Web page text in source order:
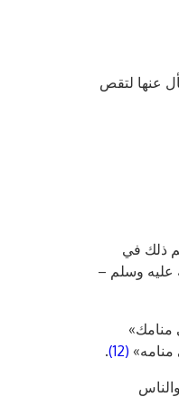
عنها لتقص
ذلك في
عليه وسلم –
منامك»
(12)
.